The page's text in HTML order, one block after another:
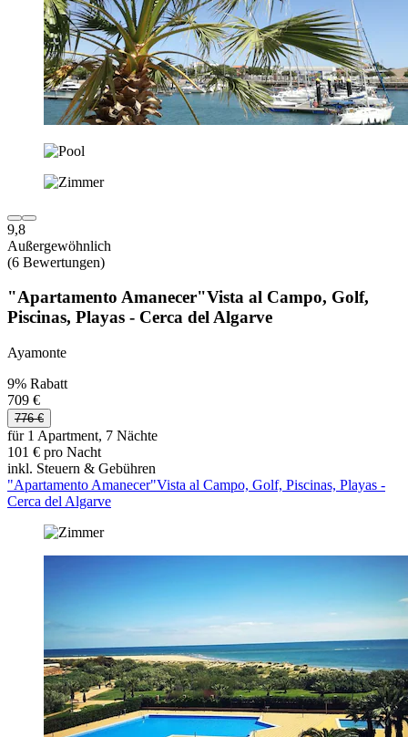
9,8
Außergewöhnlich
(6 Bewertungen)
"Apartamento Amanecer"Vista al Campo, Golf,
Piscinas, Playas - Cerca del Algarve
Ayamonte
9% Rabatt
709 €
776 €
für 1 Apartment, 7 Nächte
101 € pro Nacht
inkl. Steuern & Gebühren
"Apartamento Amanecer"Vista al Campo, Golf, Piscinas, Playas -
Cerca del Algarve